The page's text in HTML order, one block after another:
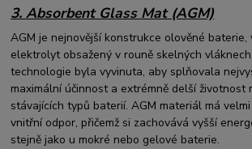
3. Absorbent Glass Mat (AGM)
AGM je nejnovější konstrukce olověné baterie,
elektrolyt obsažený v rouně skelných
technologie byla vyvinuta, aby splňovala
maximální účinnost a extrémně delší životnost
stávajících typů baterií. AGM materiál má
vnitřní odpor, přičemž si zachovává vyšší
stejně jako u mokré nebo gelové baterie.